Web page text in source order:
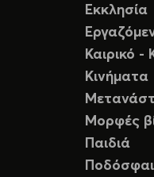
Εκκλησία
Καιρικό
Κινήματα
Μορφές
Παιδιά